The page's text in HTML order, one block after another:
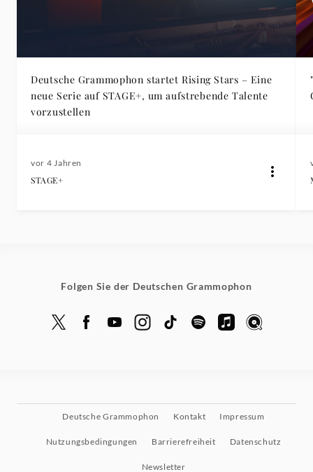
Deutsche Grammophon startet Rising Stars – Eine
neue Serie auf STAGE+, um aufstrebende Talente
vorzustellen
vor 4 Jahren
STAGE+
Folgen Sie der Deutschen Grammophon
Deutsche Grammophon Kontakt Impressum
Nutzungsbedingungen Barrierefreiheit Datenschutz
Newsletter